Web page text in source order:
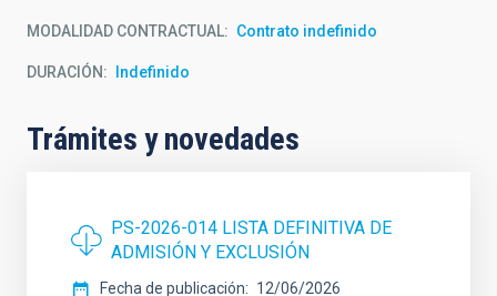
MODALIDAD CONTRACTUAL Contrato indefinido
DURACIÓN Indefinido
Trámites y novedades
PS-2026-014 LISTA DEFINITIVA DE
ADMISIÓN Y EXCLUSIÓN
Fecha de publicación 12/06/2026